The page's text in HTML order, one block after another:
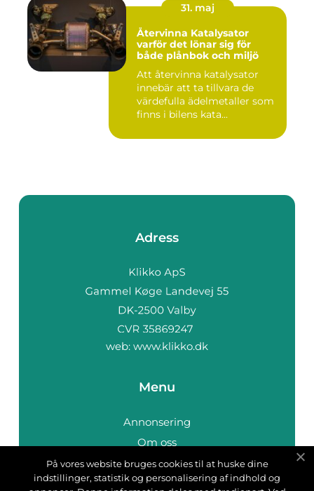
31. maj
Återvinna Katalysator
varför det lönar sig för
både plånbok och miljö
Att återvinna katalysator
innebär att ta tillvara de
värdefulla ädelmetaller som
finns i bilens kata...
Adress
web: www.klikko.dk
Menu
Annonsering
Om oss
Cookies
Kontakta oss
På vores website bruges cookies til at huske dine
indstillinger, statistik og personalisering af indhold og